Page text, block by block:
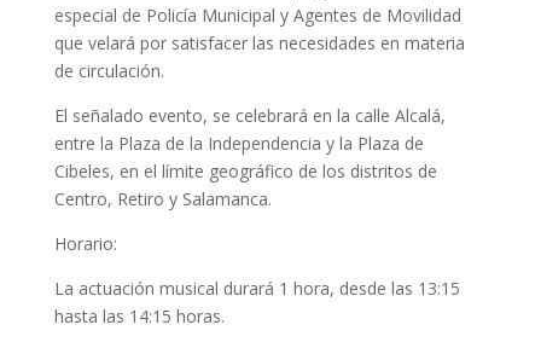
especial de Policía Municipal y Agentes de Movilidad
que velará por satisfacer las necesidades en materia
de circulación.
El señalado evento, se celebrará en la calle Alcalá,
entre la Plaza de la Independencia y la Plaza de
Cibeles, en el límite geográfico de los distritos de
Centro, Retiro y Salamanca.
Horario:
La actuación musical durará 1 hora, desde las 13:15
hasta las 14:15 horas.